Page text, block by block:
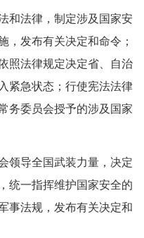
法律，制定涉及国家安
，发布有关决定和命令；
照法律规定决定省、自治
紧急状态；行使宪法法律
务委员会授予的涉及国家
导全国武装力量，决定
统一指挥维护国家安全的
事法规，发布有关决定和